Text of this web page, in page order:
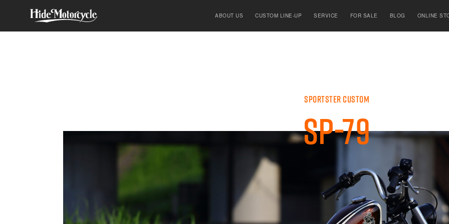
ABOUT US CUSTOM LINE-UP SERVICE FOR SALE BLOG ONLINE
SPORTSTER
SPORTSTER CUSTOM
SP-79